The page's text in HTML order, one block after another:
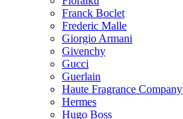
Franck Boclet
Frederic Malle
Giorgio Armani
Givenchy
Gucci
Guerlain
Haute Fragrance Company
Hermes
Hugo Boss